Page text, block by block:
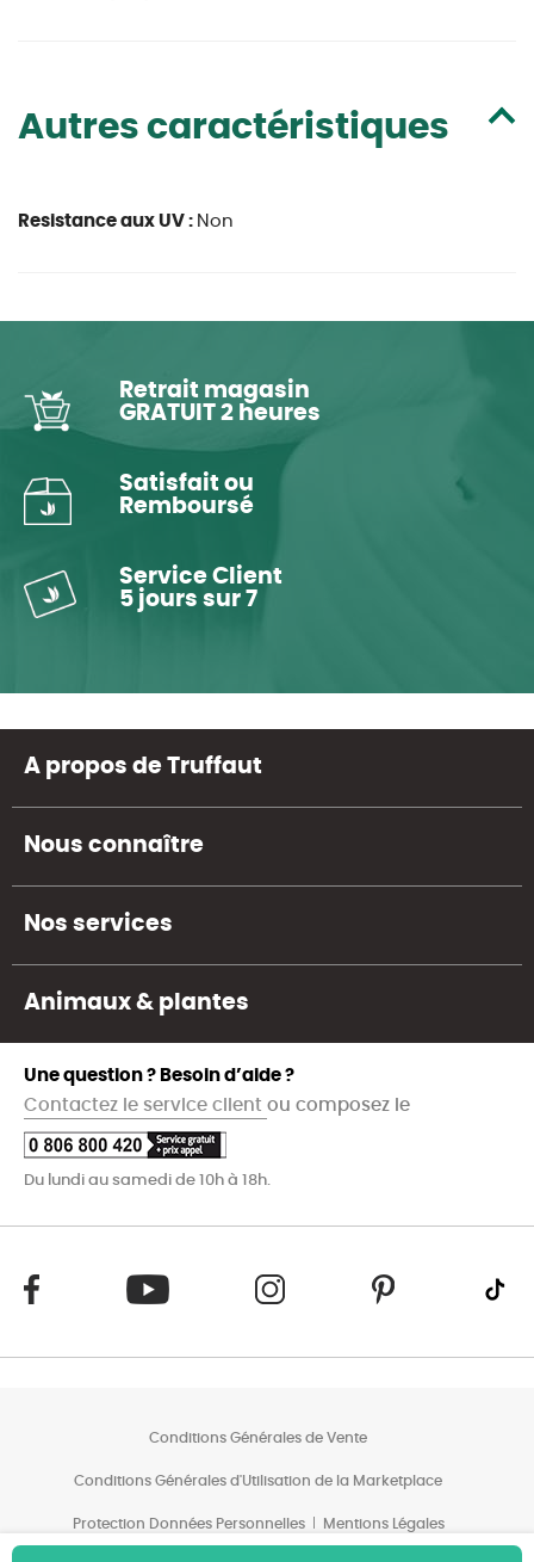
Autres caractéristiques
Resistance aux UV : Non
Retrait magasin
GRATUIT 2 heures
Satisfait ou
Remboursé
Service Client
5 jours sur 7
A propos de Truffaut
Nous connaître
Nos services
Animaux & plantes
Une question ? Besoin d’aide ?
Contactez le service client ou composez le
Du lundi au samedi de 10h à 18h.
Conditions Générales de Vente
Conditions Générales d'Utilisation de la Marketplace
Protection Données Personnelles Mentions Légales